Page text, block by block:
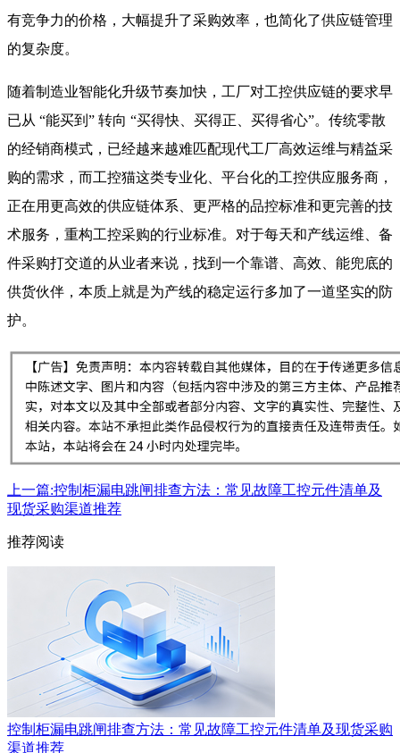
有竞争力的价格，大幅提升了采购效率，也简化了供应链管理
的复杂度。
随着制造业智能化升级节奏加快，工厂对工控供应链的要求早
已从 “能买到” 转向 “买得快、买得正、买得省心”。传统零散
的经销商模式，已经越来越难匹配现代工厂高效运维与精益采
购的需求，而工控猫这类专业化、平台化的工控供应服务商，
正在用更高效的供应链体系、更严格的品控标准和更完善的技
术服务，重构工控采购的行业标准。对于每天和产线运维、备
件采购打交道的从业者来说，找到一个靠谱、高效、能兜底的
供货伙伴，本质上就是为产线的稳定运行多加了一道坚实的防
护。
上一篇:控制柜漏电跳闸排查方法：常见故障工控元件清单及
现货采购渠道推荐
推荐阅读
控制柜漏电跳闸排查方法：常见故障工控元件清单及现货采购
渠道推荐